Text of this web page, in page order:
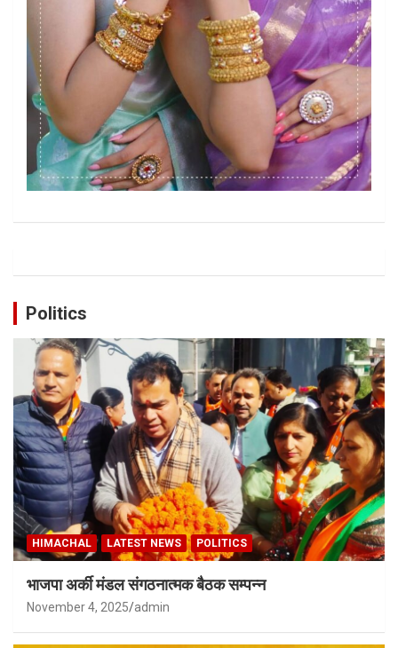
Politics
HIMACHAL LATEST NEWS POLITICS
भाजपा अर्की मंडल संगठनात्मक बैठक सम्पन्न
November 4, 2025 admin